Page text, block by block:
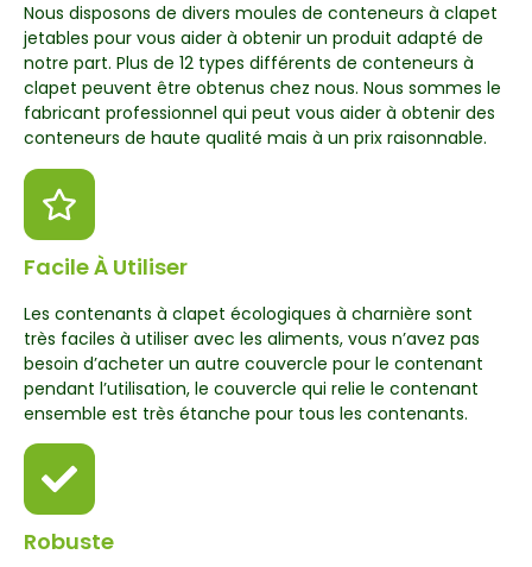
Nous disposons de divers moules de conteneurs à clapet
jetables pour vous aider à obtenir un produit adapté de
notre part. Plus de 12 types différents de conteneurs à
clapet peuvent être obtenus chez nous. Nous sommes le
fabricant professionnel qui peut vous aider à obtenir des
conteneurs de haute qualité mais à un prix raisonnable.
Facile À Utiliser
Les contenants à clapet écologiques à charnière sont
très faciles à utiliser avec les aliments, vous n’avez pas
besoin d’acheter un autre couvercle pour le contenant
pendant l’utilisation, le couvercle qui relie le contenant
ensemble est très étanche pour tous les contenants.
Robuste